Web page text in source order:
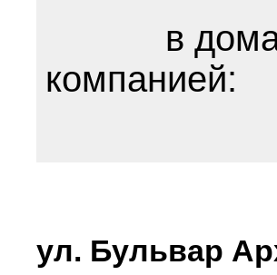
в домах
компанией:
ул. Бульвар